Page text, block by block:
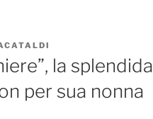
la splendida
per sua nonna